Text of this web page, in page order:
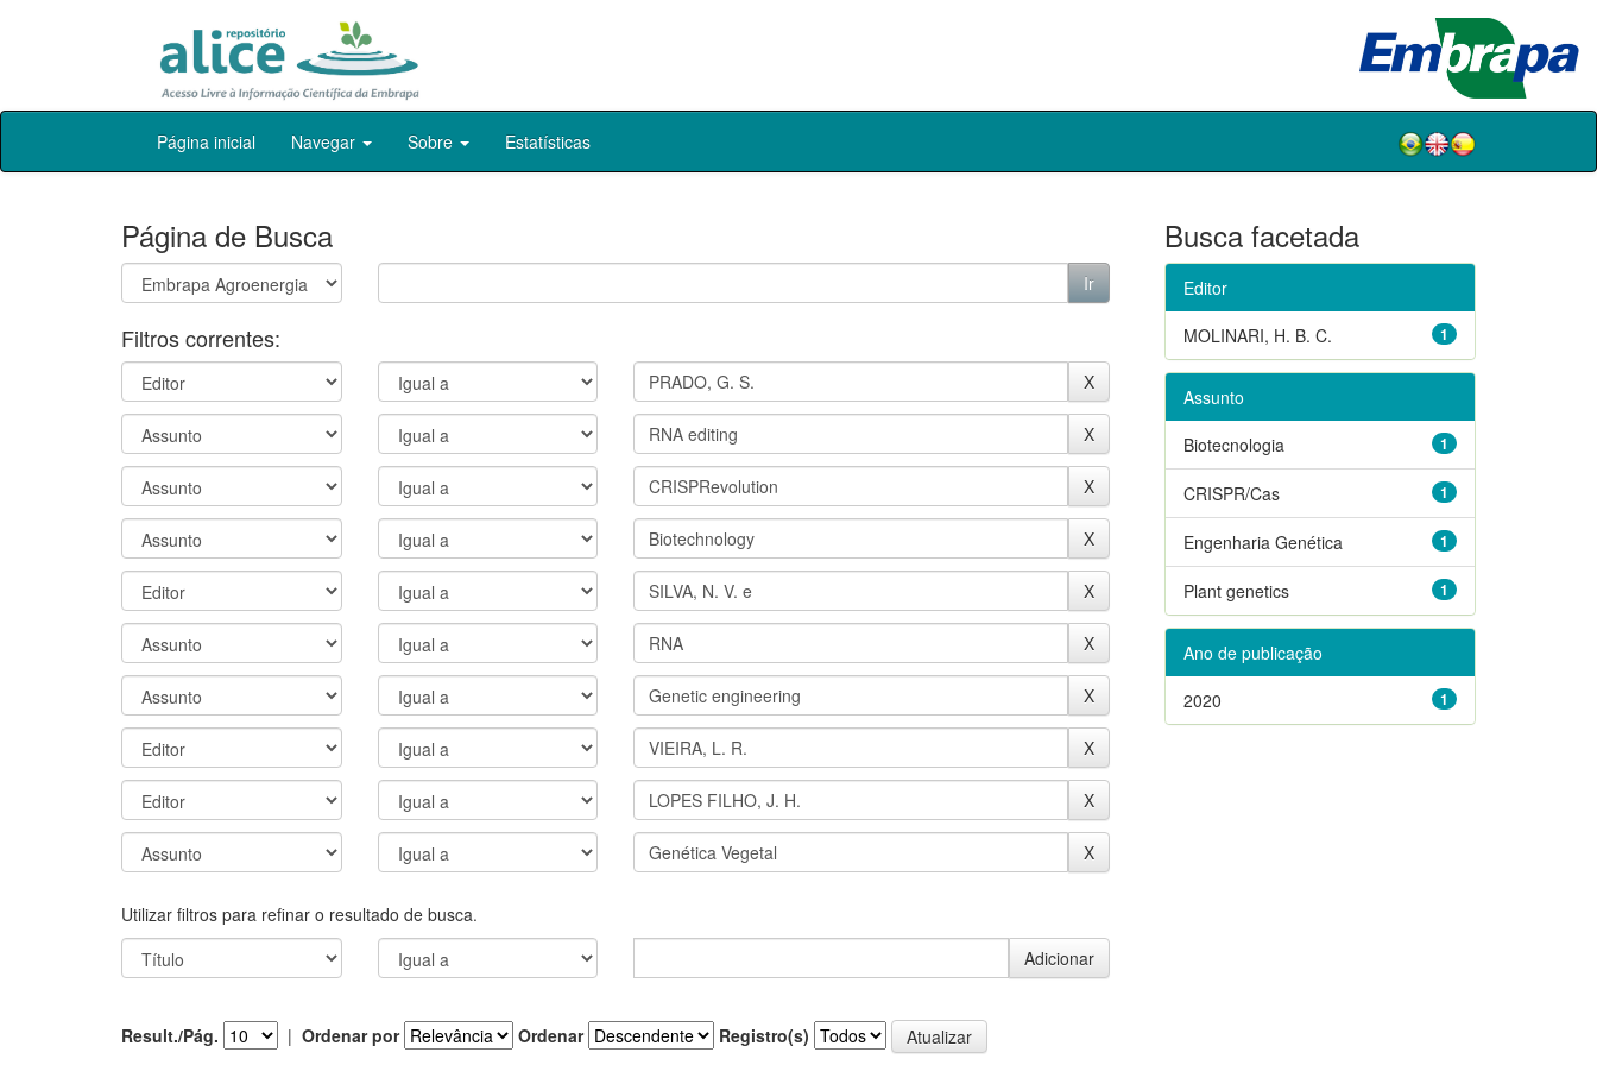
Skip
Página inicial Navegar Sobre Estatísticas
Página de Busca
Filtros correntes:
Utilizar filtros para refinar o resultado de busca.
Result./Pág. | Ordenar por Ordenar Registro(s)
Busca facetada
Editor
1
MOLINARI, H. B. C.
Assunto
1
Biotecnologia
1
CRISPR/Cas
1
Engenharia Genética
1
Plant genetics
Ano de publicação
1
2020